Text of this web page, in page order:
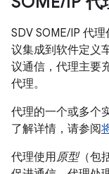
SDV SOME/IP 代
议集成到软件定义
议通信，代理主要
代理。
代理的一个或多个
了解详情，请参阅
代理使用原型（包